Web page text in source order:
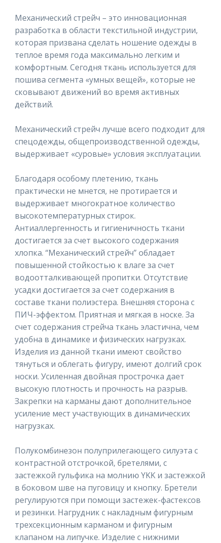
Механический стрейч – это инновационная
разработка в области текстильной индустрии,
которая призвана сделать ношение одежды в
теплое время года максимально легким и
комфортным. Сегодня ткань используется для
пошива сегмента «умных вещей», которые не
сковывают движений во время активных
действий.
Механический стрейч лучше всего подходит для
спецодежды, общепроизводственной одежды,
выдерживает «суровые» условия эксплуатации.
Благодаря особому плетению, ткань
практически не мнется, не протирается и
выдерживает многократное количество
высокотемпературных стирок.
Антиаллергенность и гигиеничность ткани
достигается за счет высокого содержания
хлопка. “Механический стрейч” обладает
повышенной стойкостью к влаге за счет
водоотталкивающей пропитки. Отсутствие
усадки достигается за счет содержания в
составе ткани полиэстера. Внешняя сторона с
ПИЧ-эффектом. Приятная и мягкая в носке. За
счет содержания стрейча ткань эластична, чем
удобна в динамике и физических нагрузках.
Изделия из данной ткани имеют свойство
тянуться и облегать фигуру, имеют долгий срок
носки. Усиленная двойная прострочка дает
высокую плотность и прочность на разрыв.
Закрепки на карманы дают дополнительное
усиление мест участвующих в динамических
нагрузках.
Полукомбинезон полуприлегающего силуэта с
контрастной отстрочкой, бретелями, с
застежкой гульфика на молнию YKK и застежкой
в боковом шве на пуговицу и кнопку. Бретели
регулируются при помощи застежек-фастексов
и резинки. Нагрудник с накладным фигурным
трехсекционным карманом и фигурным
клапаном на липучке. Изделие с нижними